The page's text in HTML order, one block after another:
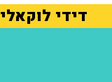
דידי לוקאלי